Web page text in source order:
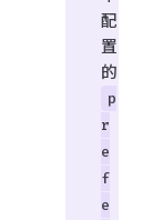
配
置
的
p
r
e
f
e